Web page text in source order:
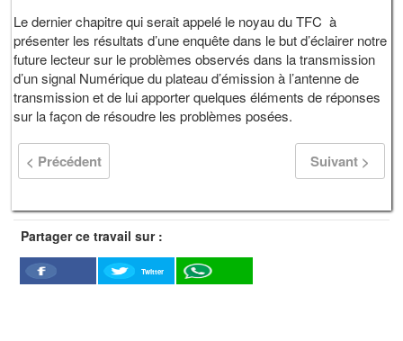
Le dernier chapitre qui serait appelé le noyau du TFC à
présenter les résultats d’une enquête dans le but d’éclairer notre
future lecteur sur le problèmes observés dans la transmission
d’un signal Numérique du plateau d’émission à l’antenne de
transmission et de lui apporter quelques éléments de réponses
sur la façon de résoudre les problèmes posées.
< Précédent Suivant >
Partager ce travail sur :
Facebook
Twitter